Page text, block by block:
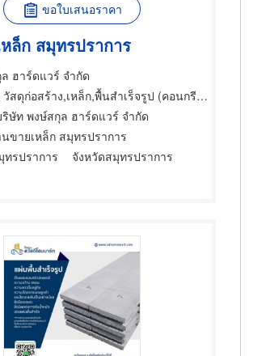
ขอใบเสนอราคา
ล็ก สมุทรปราการ
ฮาร์ดแวร์ จำกัด
สดุก่อสร้าง,เหล็ก,พื้นสำเร็จรูป (คอนกรีตเสริมเหล็กและอัดแรง)
ริษัท พงษ์สกุล ฮาร์ดแวร์ จำกัด
นขายเหล็ก สมุทรปราการ
ทรปราการ
จังหวัดสมุทรปราการ